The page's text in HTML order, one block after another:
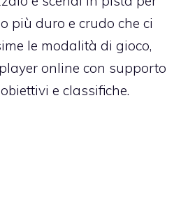
più duro e crudo che ci
le modalità di gioco,
online con supporto
e classifiche.